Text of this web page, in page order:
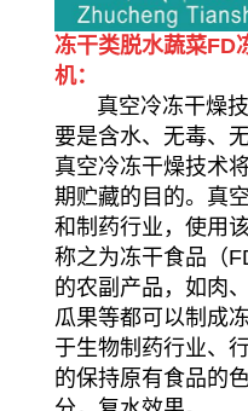
冻干类脱水蔬菜FD
机：
真空冷冻干燥技
要是含水、无毒、
真空冷冻干燥技术
期贮藏的目的。真
和制药行业，使用
称之为冻干食品（
的农副产品，如肉
瓜果等都可以制成
于生物制药行业、
的保持原有食品的